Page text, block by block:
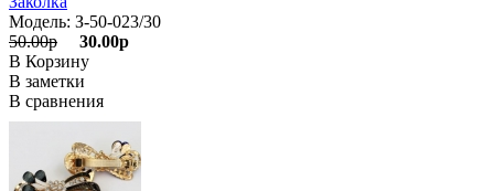
Модель: З-50-023/30
50.00р
30.00р
В Корзину
В заметки
В сравнения